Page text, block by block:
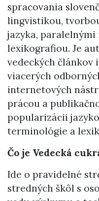
spracovania
lingvistikou,
jazyka,
lexikografiou. Je
vedeckých článkov
viacerých
internetových
prácou a
popularizácii
terminológie a
Čo je Vedecká
Ide o pravidelné
stredných škôl s